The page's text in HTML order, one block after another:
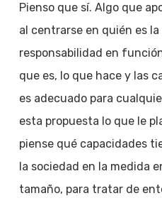
Pienso que sí. Algo que
al centrarse en quién es la
responsabilidad en
que es, lo que hace y las
es adecuado para
esta propuesta lo que le
piense qué capacidades
la sociedad en la medida
tamaño, para tratar de